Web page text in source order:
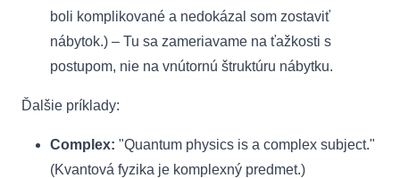
boli komplikované a nedokázal som zostaviť
nábytok.) – Tu sa zameriavame na ťažkosti s
postupom, nie na vnútornú štruktúru nábytku.
Ďalšie príklady:
Complex: "Quantum physics is a complex subject."
(Kvantová fyzika je komplexný predmet.)